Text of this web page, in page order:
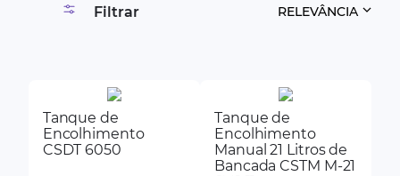
Filtrar RELEVÂNCIA
Tanque de
Encolhimento
CSDT 6050
Tanque de
Encolhimento
Manual 21 Litros de
Bancada CSTM M-21